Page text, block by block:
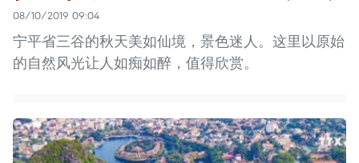
08/10/2019 09:04
宁平省三谷的秋天美如仙境，景色迷人。这里以原始
的自然风光让人如痴如醉，值得欣赏。